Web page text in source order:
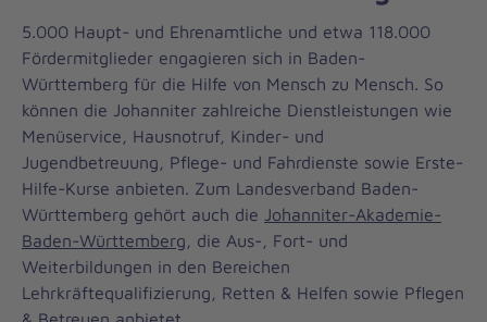
5.000 Haupt- und Ehrenamtliche und etwa 118.000
Fördermitglieder engagieren sich in Baden-
Württemberg für die Hilfe von Mensch zu Mensch. So
können die Johanniter zahlreiche Dienstleistungen wie
Menüservice, Hausnotruf, Kinder- und
Jugendbetreuung, Pflege- und Fahrdienste sowie Erste-
Hilfe-Kurse anbieten. Zum Landesverband Baden-
Württemberg gehört auch die Johanniter-Akademie-
Baden-Württemberg , die Aus-, Fort- und
Weiterbildungen in den Bereichen
Lehrkräftequalifizierung, Retten & Helfen sowie Pflegen